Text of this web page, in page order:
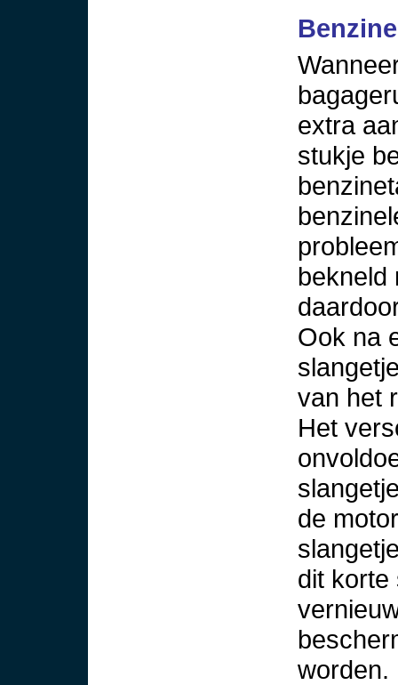
extra
stukje
bekneld
Ook na
van het
Het
de
dit korte
worden.